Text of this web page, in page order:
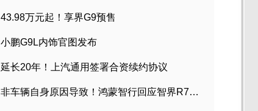
43.98万元起！享界G9预售
小鹏G9L内饰官图发布
延长20年！上汽通用签署合资续约协议
非车辆自身原因导致！鸿蒙智行回应智界R7起火事故